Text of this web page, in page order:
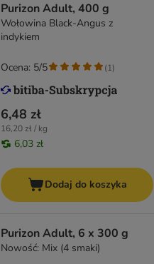
Purizon Adult, 400 g
Wołowina Black-Angus z
indykiem
6,48 zł
16,20 zł / kg
6,03 zł
Ocena: 5/5 (1)
Dodaj do koszyka
Purizon Adult, 6 x 300 g
Nowość: Mix (4 smaki)